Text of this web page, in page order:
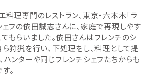
料理専門のレストラン、東京・六本木「ラ
ェフの依田誠志さんに、家庭で再現しやす
もらいました。依田さんはフレンチのシ
ら狩猟を行い、下処理をし、料理として提
ハンターや同じフレンチシェフたちからも
。